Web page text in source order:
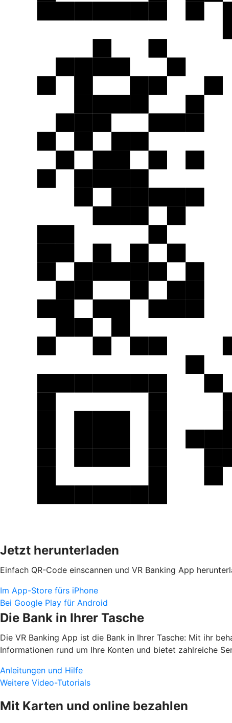
Jetzt herunterladen
Einfach QR-Code einscannen und VR Banking App
Im App-Store fürs iPhone
Bei Google Play für Android
Die Bank in Ihrer Tasche
Die VR Banking App ist die Bank in Ihrer Tasche: Mit ihr
Informationen rund um Ihre Konten und bietet zahlreiche
Anleitungen und Hilfe
Weitere Video-Tutorials
Mit Karten und online bezahlen